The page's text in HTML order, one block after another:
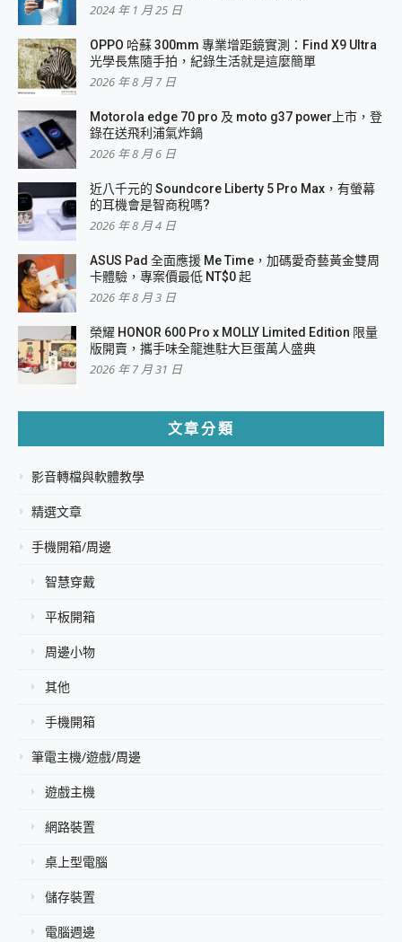
2024 年 1 月 25 日
OPPO 哈蘇 300mm 專業增距鏡實測：Find X9 Ultra
光學長焦隨手拍，紀錄生活就是這麼簡單
2026 年 8 月 7 日
Motorola edge 70 pro 及 moto g37 power上市，登
錄在送飛利浦氣炸鍋
2026 年 8 月 6 日
近八千元的 Soundcore Liberty 5 Pro Max，有螢幕
的耳機會是智商稅嗎?
2026 年 8 月 4 日
ASUS Pad 全面應援 Me Time，加碼愛奇藝黃金雙周
卡體驗，專案價最低 NT$0 起
2026 年 8 月 3 日
榮耀 HONOR 600 Pro x MOLLY Limited Edition 限量
版開賣，攜手味全龍進駐大巨蛋萬人盛典
2026 年 7 月 31 日
文章分類
影音轉檔與軟體教學
精選文章
手機開箱/周邊
智慧穿戴
平板開箱
周邊小物
其他
手機開箱
筆電主機/遊戲/周邊
遊戲主機
網路裝置
桌上型電腦
儲存裝置
電腦週邊